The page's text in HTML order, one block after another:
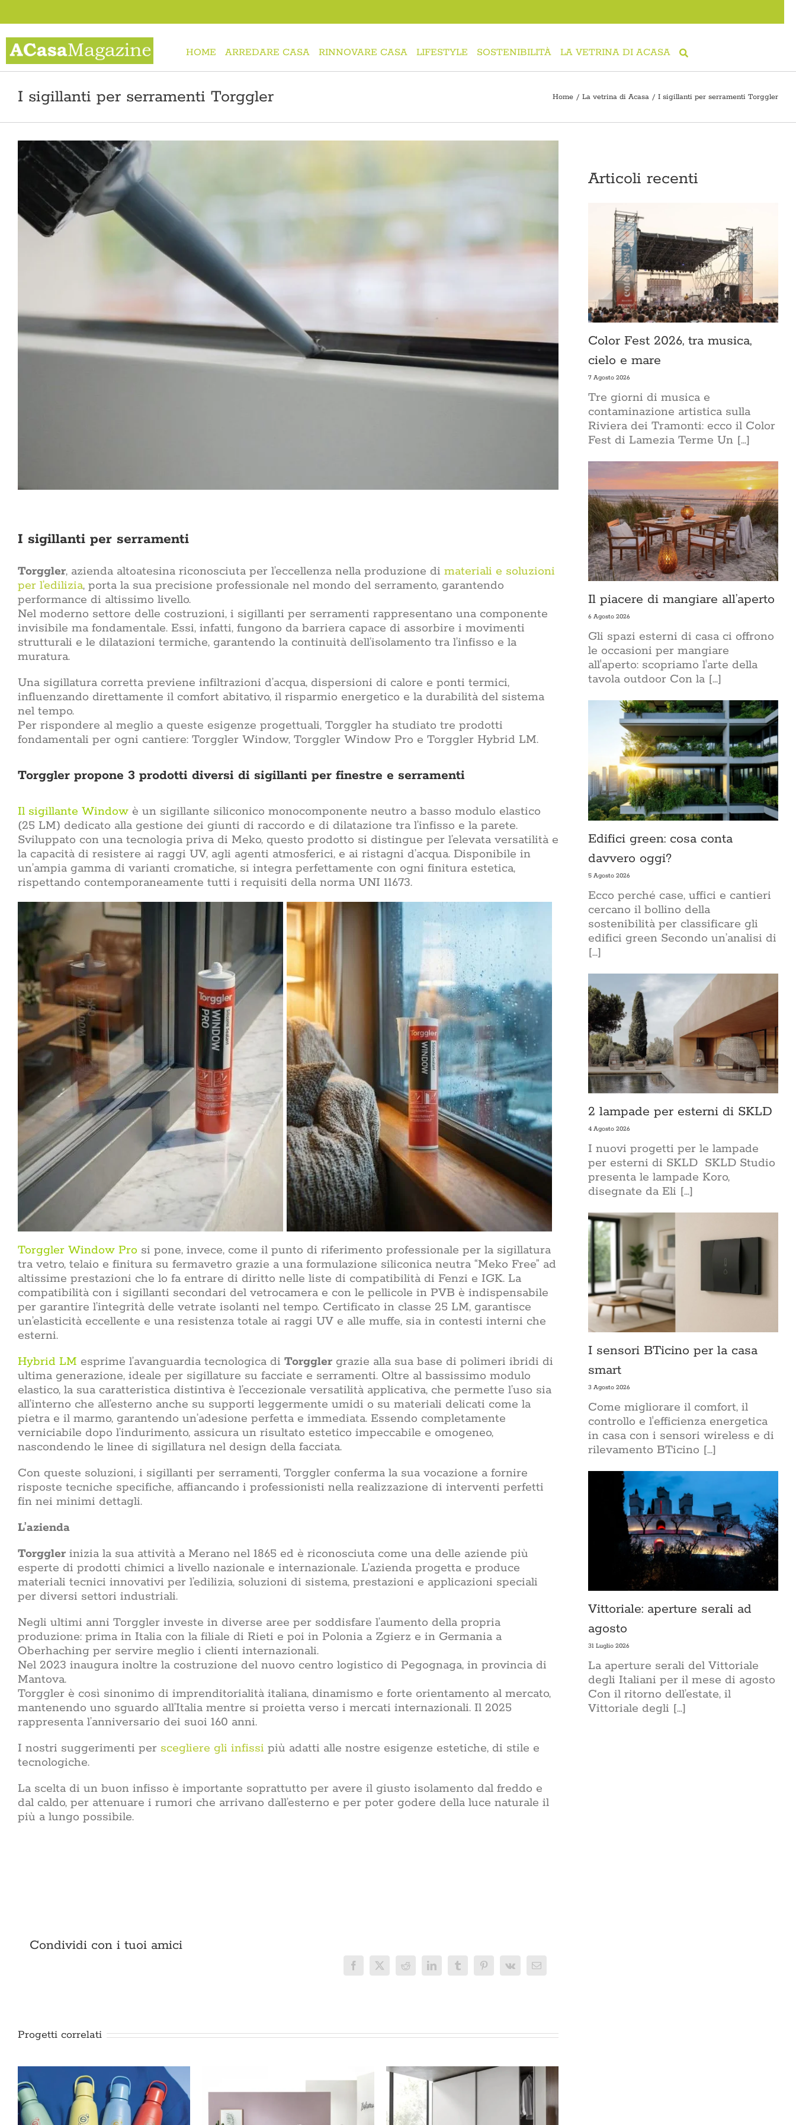
al
contenuto
HOME ARREDARE CASA RINNOVARE CASA LIFESTYLE SOSTENIBILITÀ LA VETRINA DI ACASA
I sigillanti per serramenti Torggler Home La vetrina di Acasa I sigillanti per serramenti Torggler
I sigillanti per serramenti
Torggler, azienda altoatesina riconosciuta per l’eccellenza nella produzione di materiali e soluzioni
per l’edilizia, porta la sua precisione professionale nel mondo del serramento, garantendo
performance di altissimo livello.
Nel moderno settore delle costruzioni, i sigillanti per serramenti rappresentano una componente
invisibile ma fondamentale. Essi, infatti, fungono da barriera capace di assorbire i movimenti
strutturali e le dilatazioni termiche, garantendo la continuità dell’isolamento tra l’infisso e la
muratura.
Una sigillatura corretta previene infiltrazioni d’acqua, dispersioni di calore e ponti termici,
influenzando direttamente il comfort abitativo, il risparmio energetico e la durabilità del sistema
nel tempo.
Per rispondere al meglio a queste esigenze progettuali, Torggler ha studiato tre prodotti
fondamentali per ogni cantiere: Torggler Window, Torggler Window Pro e Torggler Hybrid LM.
Torggler propone 3 prodotti diversi di sigillanti per finestre e serramenti
Il sigillante Window è un sigillante siliconico monocomponente neutro a basso modulo elastico
(25 LM) dedicato alla gestione dei giunti di raccordo e di dilatazione tra l’infisso e la parete.
Sviluppato con una tecnologia priva di Meko, questo prodotto si distingue per l’elevata versatilità e
la capacità di resistere ai raggi UV, agli agenti atmosferici, e ai ristagni d’acqua. Disponibile in
un’ampia gamma di varianti cromatiche, si integra perfettamente con ogni finitura estetica,
rispettando contemporaneamente tutti i requisiti della norma UNI 11673.
Torggler Window Pro si pone, invece, come il punto di riferimento professionale per la sigillatura
tra vetro, telaio e finitura su fermavetro grazie a una formulazione siliconica neutra “Meko Free” ad
altissime prestazioni che lo fa entrare di diritto nelle liste di compatibilità di Fenzi e IGK. La
compatibilità con i sigillanti secondari del vetrocamera e con le pellicole in PVB è indispensabile
per garantire l’integrità delle vetrate isolanti nel tempo. Certificato in classe 25 LM, garantisce
un’elasticità eccellente e una resistenza totale ai raggi UV e alle muffe, sia in contesti interni che
esterni.
Hybrid LM esprime l’avanguardia tecnologica di Torggler grazie alla sua base di polimeri ibridi di
ultima generazione, ideale per sigillature su facciate e serramenti. Oltre al bassissimo modulo
elastico, la sua caratteristica distintiva è l’eccezionale versatilità applicativa, che permette l’uso sia
all’interno che all’esterno anche su supporti leggermente umidi o su materiali delicati come la
pietra e il marmo, garantendo un’adesione perfetta e immediata. Essendo completamente
verniciabile dopo l’indurimento, assicura un risultato estetico impeccabile e omogeneo,
nascondendo le linee di sigillatura nel design della facciata.
Con queste soluzioni, i sigillanti per serramenti, Torggler conferma la sua vocazione a fornire
risposte tecniche specifiche, affiancando i professionisti nella realizzazione di interventi perfetti
fin nei minimi dettagli.
L’azienda
Torggler inizia la sua attività a Merano nel 1865 ed è riconosciuta come una delle aziende più
esperte di prodotti chimici a livello nazionale e internazionale. L’azienda progetta e produce
materiali tecnici innovativi per l’edilizia, soluzioni di sistema, prestazioni e applicazioni speciali
per diversi settori industriali.
Negli ultimi anni Torggler investe in diverse aree per soddisfare l’aumento della propria
produzione: prima in Italia con la filiale di Rieti e poi in Polonia a Zgierz e in Germania a
Oberhaching per servire meglio i clienti internazionali.
Nel 2023 inaugura inoltre la costruzione del nuovo centro logistico di Pegognaga, in provincia di
Mantova.
Torggler è così sinonimo di imprenditorialità italiana, dinamismo e forte orientamento al mercato,
mantenendo uno sguardo all’Italia mentre si proietta verso i mercati internazionali. Il 2025
rappresenta l’anniversario dei suoi 160 anni.
I nostri suggerimenti per scegliere gli infissi più adatti alle nostre esigenze estetiche, di stile e
tecnologiche.
La scelta di un buon infisso è importante soprattutto per avere il giusto isolamento dal freddo e
dal caldo, per attenuare i rumori che arrivano dall’esterno e per poter godere della luce naturale il
più a lungo possibile.
Condividi con i tuoi amici
Facebook
X Reddit LinkedInTumblrPinterest
Vk Email
Progetti correlati
Articoli recenti
Color Fest 2026, tra musica,
cielo e mare
7 Agosto 2026
Tre giorni di musica e
contaminazione artistica sulla
Riviera dei Tramonti: ecco il Color
Fest di Lamezia Terme Un [...]
Il piacere di mangiare all’aperto
6 Agosto 2026
Gli spazi esterni di casa ci offrono
le occasioni per mangiare
all'aperto: scopriamo l'arte della
tavola outdoor Con la [...]
Edifici green: cosa conta
davvero oggi?
5 Agosto 2026
Ecco perché case, uffici e cantieri
cercano il bollino della
sostenibilità per classificare gli
edifici green Secondo un’analisi di
[...]
2 lampade per esterni di SKLD
4 Agosto 2026
I nuovi progetti per le lampade
per esterni di SKLD SKLD Studio
presenta le lampade Koro,
disegnate da Eli [...]
I sensori BTicino per la casa
smart
3 Agosto 2026
Come migliorare il comfort, il
controllo e l'efficienza energetica
in casa con i sensori wireless e di
rilevamento BTicino [...]
Vittoriale: aperture serali ad
agosto
31 Luglio 2026
La aperture serali del Vittoriale
degli Italiani per il mese di agosto
Con il ritorno dell’estate, il
Vittoriale degli [...]